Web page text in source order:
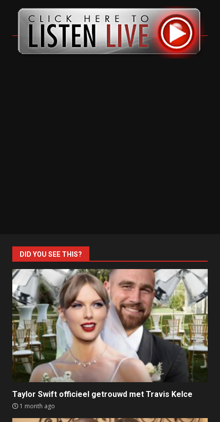
DID YOU SEE THIS?
Taylor Swift officieel getrouwd met Travis Kelce
1 month ago